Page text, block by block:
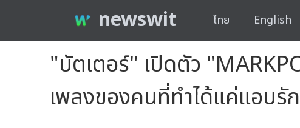
newswit ไทย English
"บัตเตอร์" เปิดตัว
เพลงของคนที่ทำได้แค่แอบรัก